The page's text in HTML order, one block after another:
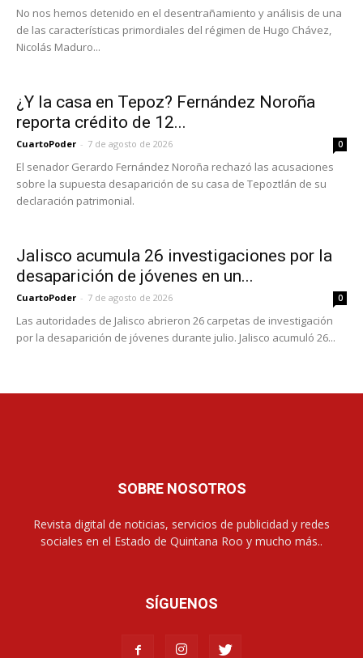
No nos hemos detenido en el desentrañamiento y análisis de una
de las características primordiales del régimen de Hugo Chávez,
Nicolás Maduro...
¿Y la casa en Tepoz? Fernández Noroña
reporta crédito de 12...
CuartoPoder - 7 de agosto de 2026 0
El senador Gerardo Fernández Noroña rechazó las acusaciones
sobre la supuesta desaparición de su casa de Tepoztlán de su
declaración patrimonial.
Jalisco acumula 26 investigaciones por la
desaparición de jóvenes en un...
CuartoPoder - 7 de agosto de 2026 0
Las autoridades de Jalisco abrieron 26 carpetas de investigación
por la desaparición de jóvenes durante julio. Jalisco acumuló 26...
SOBRE NOSOTROS
Revista digital de noticias, servicios de publicidad y redes
sociales en el Estado de Quintana Roo y mucho más..
SÍGUENOS